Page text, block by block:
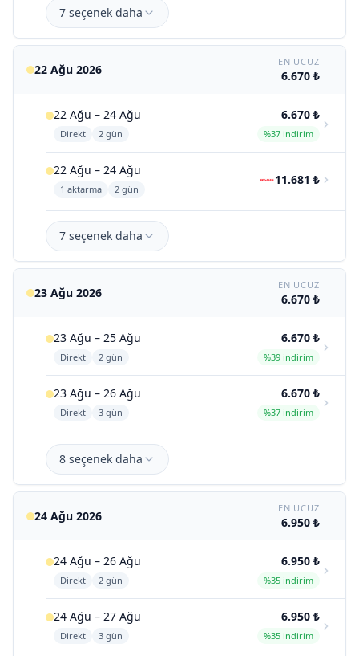
7 seçenek daha
22 Ağu 2026
EN UCUZ
6.670 ₺
22 Ağu – 24 Ağu
Direkt 2 gün
6.670 ₺
%37 indirim
22 Ağu – 24 Ağu
1 aktarma 2 gün
11.681 ₺
7 seçenek daha
23 Ağu 2026
EN UCUZ
6.670 ₺
23 Ağu – 25 Ağu
Direkt 2 gün
6.670 ₺
%39 indirim
23 Ağu – 26 Ağu
Direkt 3 gün
6.670 ₺
%37 indirim
8 seçenek daha
24 Ağu 2026
EN UCUZ
6.950 ₺
24 Ağu – 26 Ağu
Direkt 2 gün
6.950 ₺
%35 indirim
24 Ağu – 27 Ağu
Direkt 3 gün
6.950 ₺
%35 indirim